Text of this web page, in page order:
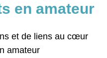
en amateur
et de liens au cœur
amateur